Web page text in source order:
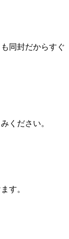
同封だからすぐ
ください。
す。